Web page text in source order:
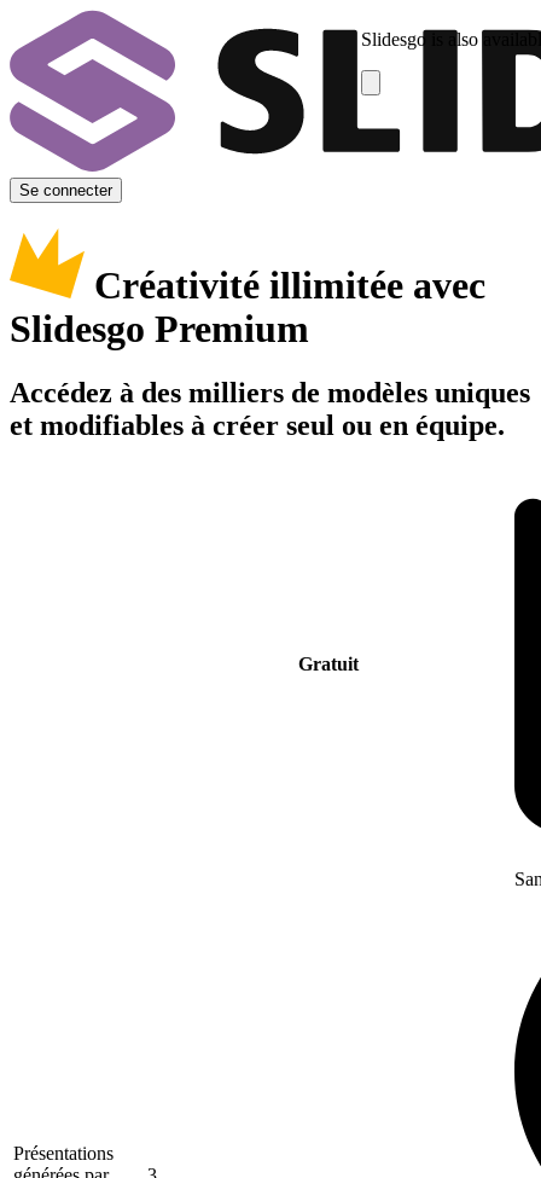
Slidesgo is also
Se connecter
Créativité illimitée avec
Slidesgo Premium
Accédez à des milliers de modèles uniques
et modifiables à créer seul ou en équipe.
Gratuit
Présentations